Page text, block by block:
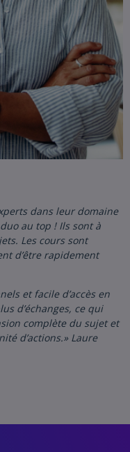
dans leur domaine
au top ! Ils sont à
Les cours sont
d’être rapidement
et facile d’accès en
d’échanges, ce qui
complète du sujet et
d’actions.» Laure